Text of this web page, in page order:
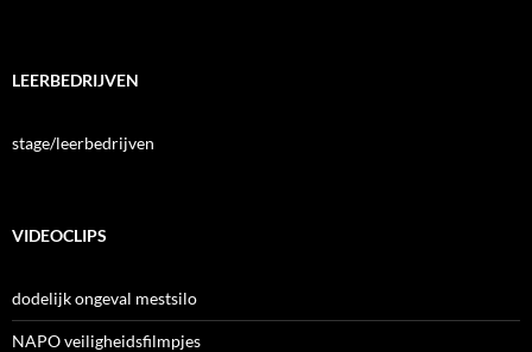
LEERBEDRIJVEN
stage/leerbedrijven
VIDEOCLIPS
dodelijk ongeval mestsilo
NAPO veiligheidsfilmpjes